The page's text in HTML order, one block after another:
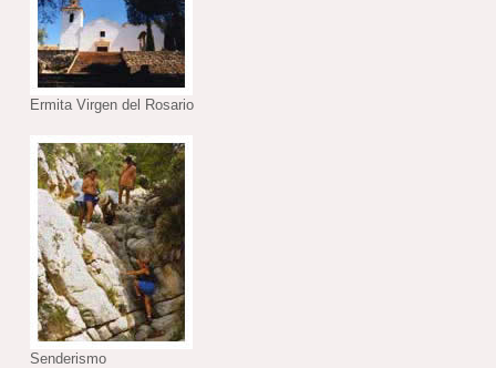
Ermita Virgen del Rosario
Senderismo